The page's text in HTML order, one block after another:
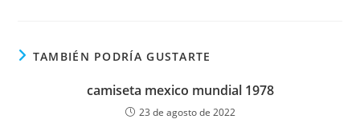
TAMBIÉN PODRÍA GUSTARTE
camiseta mexico mundial 1978
23 de agosto de 2022